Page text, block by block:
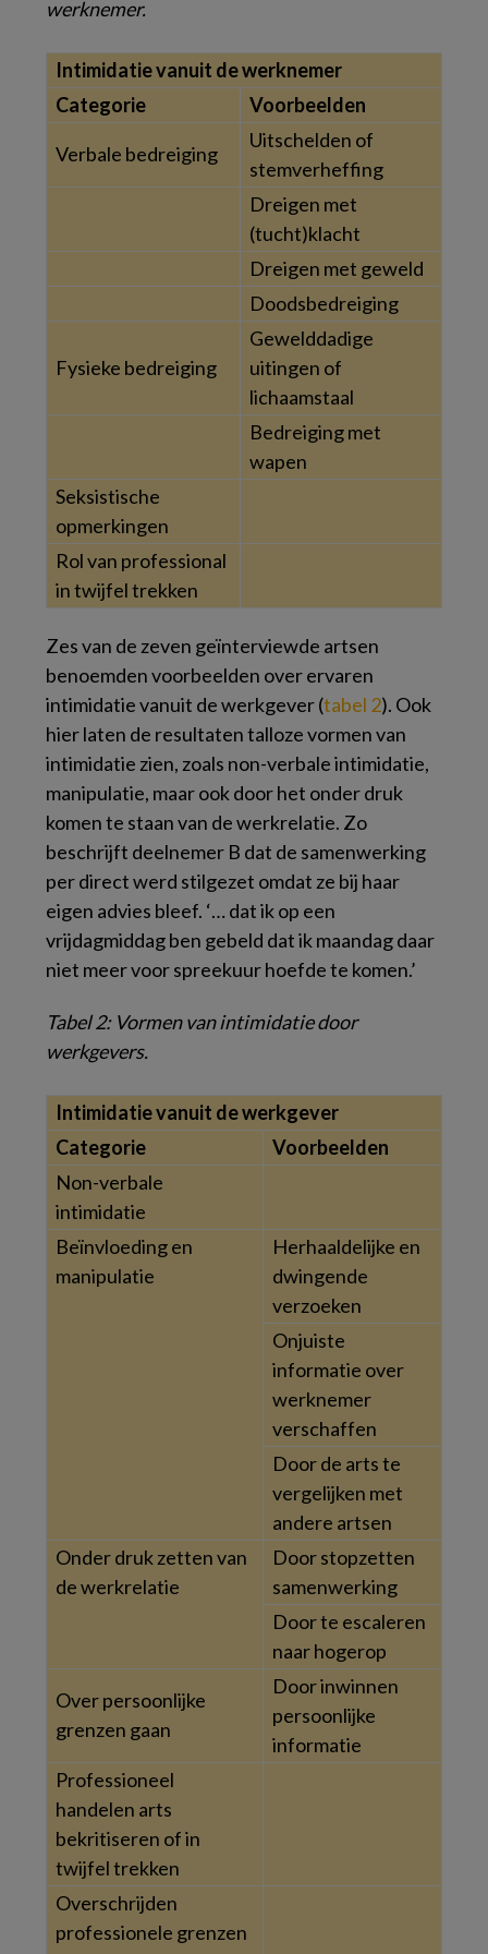
werknemer.
Intimidatie vanuit de werknemer
Categorie
Voorbeelden
Verbale bedreiging
Uitschelden of
stemverheffing
Dreigen met
(tucht)klacht
Dreigen met geweld
Doodsbedreiging
Fysieke bedreiging
Gewelddadige
uitingen of
lichaamstaal
Bedreiging met
wapen
Seksistische
opmerkingen
Rol van professional
in twijfel trekken
Zes van de zeven geïnterviewde artsen
benoemden voorbeelden over ervaren
intimidatie vanuit de werkgever (tabel 2). Ook
hier laten de resultaten talloze vormen van
intimidatie zien, zoals non-verbale intimidatie,
manipulatie, maar ook door het onder druk
komen te staan van de werkrelatie. Zo
beschrijft deelnemer B dat de samenwerking
per direct werd stilgezet omdat ze bij haar
eigen advies bleef. ‘… dat ik op een
vrijdagmiddag ben gebeld dat ik maandag daar
niet meer voor spreekuur hoefde te komen.’
Tabel 2: Vormen van intimidatie door
werkgevers.
Intimidatie vanuit de werkgever
Categorie
Voorbeelden
Non-verbale
intimidatie
Beïnvloeding en
manipulatie
Herhaaldelijke en
dwingende
verzoeken
Onjuiste
informatie over
werknemer
verschaffen
Door de arts te
vergelijken met
andere artsen
Onder druk zetten van
de werkrelatie
Door stopzetten
samenwerking
Door te escaleren
naar hogerop
Over persoonlijke
grenzen gaan
Door inwinnen
persoonlijke
informatie
Professioneel
handelen arts
bekritiseren of in
twijfel trekken
Overschrijden
professionele grenzen